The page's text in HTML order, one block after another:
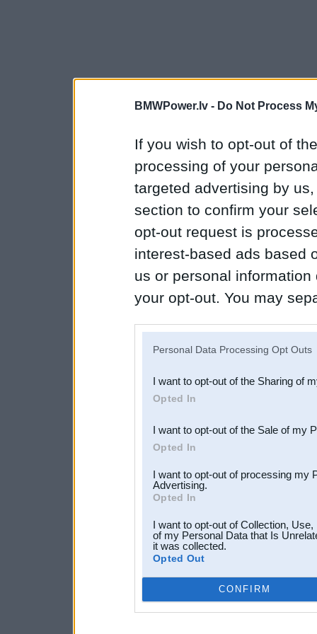
BMWPower.lv - Do Not Process
If you wish to opt-out of
processing of your
targeted advertising by
section to confirm your
opt-out request is
interest-based ads based
us or personal
your opt-out. You may
Downstream Participants
third parties.
Personal Data Processing Opt Outs
I want to opt-out of the Sharing of
Opted In
I want to opt-out of the Sale of my
Opted In
I want to opt-out of processing my
Advertising.
Opted In
I want to opt-out of Collection,
of my Personal Data that Is
it was collected.
Opted Out
CONFIRM